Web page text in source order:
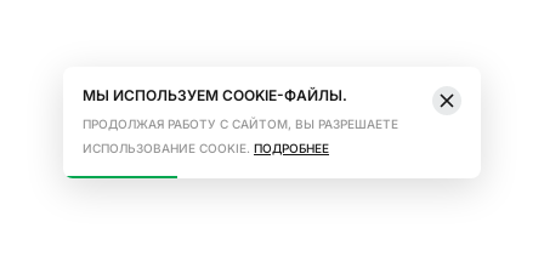
МЫ ИСПОЛЬЗУЕМ COOKIE-ФАЙЛЫ.
ПРОДОЛЖАЯ РАБОТУ С САЙТОМ, ВЫ РАЗРЕШАЕТЕ
ИСПОЛЬЗОВАНИЕ COOKIE. ПОДРОБНЕЕ